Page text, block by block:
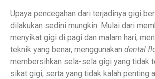
Upaya pencegahan dari terjadinya gigi
dilakukan sedini mungkin. Mulai dari
menyikat gigi di pagi dan malam hari,
teknik yang benar, menggunakan dental
membersihkan sela-sela gigi yang tidak
sikat gigi, serta yang tidak kalah penting